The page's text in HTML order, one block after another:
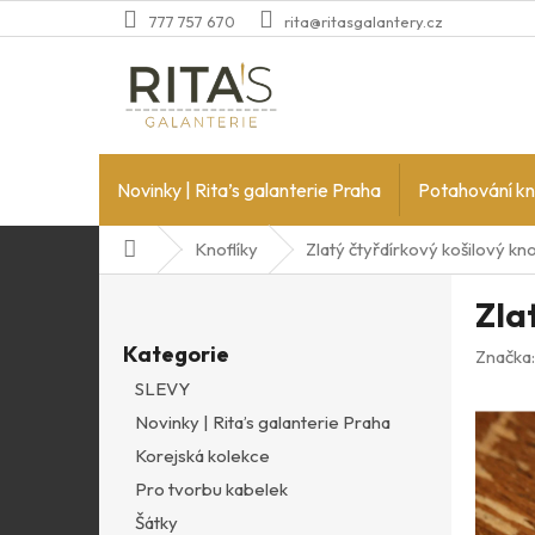
na
777 757 670 rita@ritasgalantery.cz
Novinky | Rita’s galanterie Praha Potahování
Domů Knoflíky Zlatý čtyřdírkový košilový
kategorie
Kategorie
SLEVY
Novinky | Rita’s galanterie Praha
Korejská kolekce
Pro tvorbu kabelek
Šátky
Značka: